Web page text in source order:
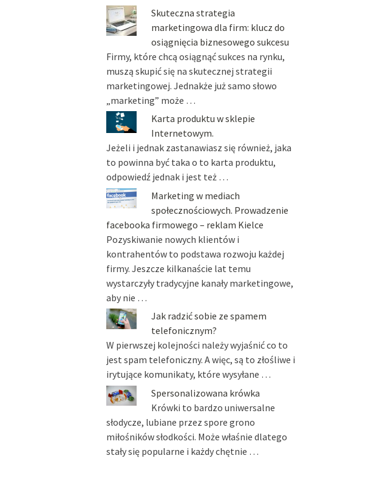
Skuteczna strategia
marketingowa dla firm: klucz do
osiągnięcia biznesowego sukcesu
Firmy, które chcą osiągnąć sukces na rynku,
muszą skupić się na skutecznej strategii
marketingowej. Jednakże już samo słowo
„marketing” może …
Karta produktu w sklepie
Internetowym.
Jeżeli i jednak zastanawiasz się również, jaka
to powinna być taka o to karta produktu,
odpowiedź jednak i jest też …
Marketing w mediach
społecznościowych. Prowadzenie
facebooka firmowego – reklam Kielce
Pozyskiwanie nowych klientów i
kontrahentów to podstawa rozwoju każdej
firmy. Jeszcze kilkanaście lat temu
wystarczyły tradycyjne kanały marketingowe,
aby nie …
Jak radzić sobie ze spamem
telefonicznym?
W pierwszej kolejności należy wyjaśnić co to
jest spam telefoniczny. A więc, są to złośliwe i
irytujące komunikaty, które wysyłane …
Spersonalizowana krówka
Krówki to bardzo uniwersalne
słodycze, lubiane przez spore grono
miłośników słodkości. Może właśnie dlatego
stały się popularne i każdy chętnie …